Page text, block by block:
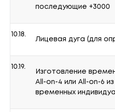
последующие +3000
10.18.
Лицевая дуга (для
10.19.
Изготовление
All-on-4 или All-on-6
временных